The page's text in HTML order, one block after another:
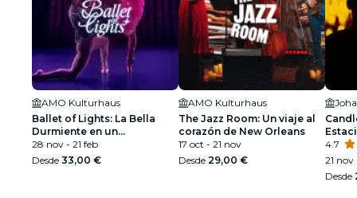
AMO Kulturhaus
Ballet of Lights: La Bella
Durmiente en un
espectáculo deslumbrante
28 nov - 21 feb
Desde 33,00 €
AMO Kulturhaus
The Jazz Room: Un viaje al
corazón de New Orleans
17 oct - 21 nov
Desde 29,00 €
4.7
21 nov
Desde